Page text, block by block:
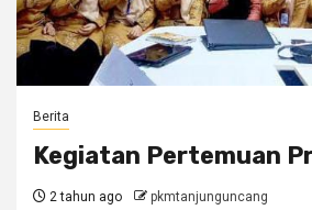
Berita
Kegiatan Pertemuan
2 tahun ago pkmtanjunguncang